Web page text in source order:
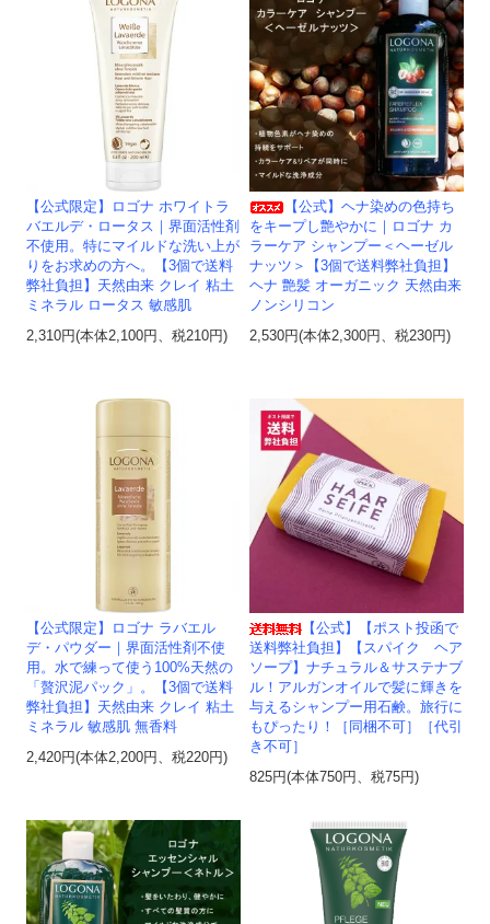
【公式限定】ロゴナ ホワイトラ
バエルデ・ロータス｜界面活性剤
不使用。特にマイルドな洗い上が
りをお求めの方へ。【3個で送料
弊社負担】天然由来 クレイ 粘土
ミネラル ロータス 敏感肌
2,310円(本体2,100円、税210円)
【公式】ヘナ染めの色持ち
をキープし艶やかに｜ロゴナ カ
ラーケア シャンプー＜ヘーゼル
ナッツ＞【3個で送料弊社負担】
ヘナ 艶髪 オーガニック 天然由来
ノンシリコン
2,530円(本体2,300円、税230円)
【公式限定】ロゴナ ラバエル
デ・パウダー｜界面活性剤不使
用。水で練って使う100%天然の
「贅沢泥パック」。【3個で送料
弊社負担】天然由来 クレイ 粘土
ミネラル 敏感肌 無香料
2,420円(本体2,200円、税220円)
【公式】【ポスト投函で
送料弊社負担】【スパイク ヘア
ソープ】ナチュラル＆サステナブ
ル！アルガンオイルで髪に輝きを
与えるシャンプー用石鹸。旅行に
もぴったり！［同梱不可］［代引
き不可］
825円(本体750円、税75円)